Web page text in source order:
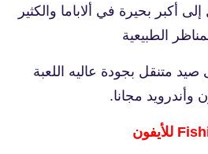
أكبر بحيرة في ألاباما والكثير
الطبيعية
متنقل بجودة عاليه اللعبة
مجانا.